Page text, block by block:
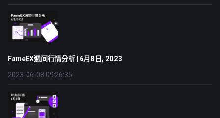
FameEX週间行情分析 | 6月8日, 2023
2023-06-08 09:26:35